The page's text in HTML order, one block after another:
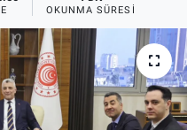
OKUNMA SÜRESI